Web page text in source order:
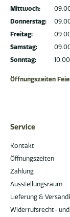
Mittwoch:
Donnerstag:
Freitag:
Samstag:
Sonntag:
Öffnungszeiten
Service
Kontakt
Öffnungszeiten
Zahlung
Ausstellungsraum
Lieferung &
Widerrufsrecht-